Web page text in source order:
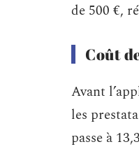
de 500 €,
Coût
Avant
les
passe à